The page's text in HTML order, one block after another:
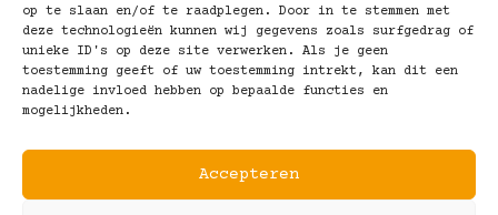
op te slaan en/of te raadplegen. Door in te stemmen met
deze technologieën kunnen wij gegevens zoals surfgedrag of
unieke ID's op deze site verwerken. Als je geen
toestemming geeft of uw toestemming intrekt, kan dit een
nadelige invloed hebben op bepaalde functies en
mogelijkheden.
Accepteren
Volg Ons!
Copyright © 2025 Koot Brillen